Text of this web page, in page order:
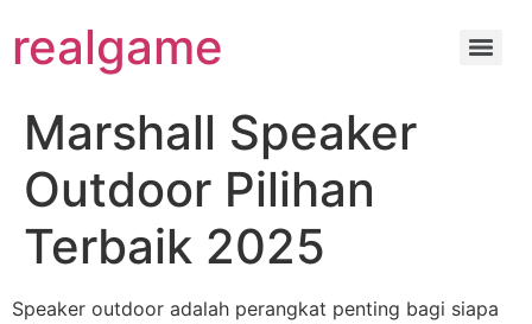
realgame
Marshall Speaker
Outdoor Pilihan
Terbaik 2025
Speaker outdoor adalah perangkat penting bagi siapa